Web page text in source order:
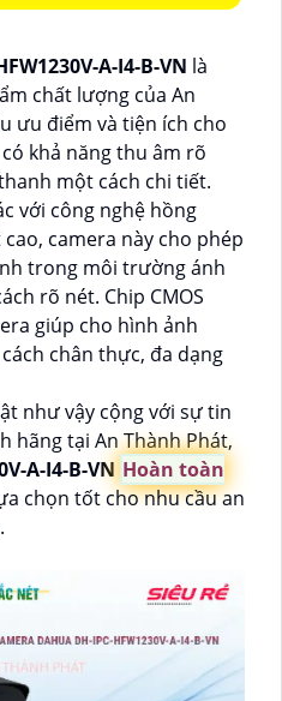
A-I4-B-VN là
chất lượng của An
ưu điểm và tiện ích cho
khả năng thu âm rõ
một cách chi tiết.
với công nghệ hồng
camera này cho phép
trong môi trường ánh
rõ nét. Chip CMOS
giúp cho hình ảnh
chân thực, đa dạng
như vậy cộng với sự tin
hãng tại An Thành Phát,
A-I4-B-VN Hoàn toàn
chọn tốt cho nhu cầu an